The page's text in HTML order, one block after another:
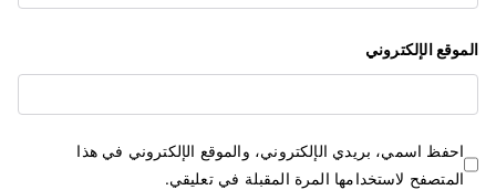
الموقع الإلكتروني
احفظ اسمي، بريدي الإلكتروني، والموقع الإلكتروني في هذا
المتصفح لاستخدامها المرة المقبلة في تعليقي.